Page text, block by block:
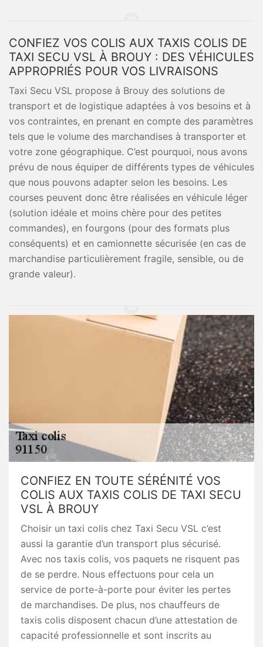
CONFIEZ VOS COLIS AUX TAXIS COLIS DE
TAXI SECU VSL À BROUY : DES VÉHICULES
APPROPRIÉS POUR VOS LIVRAISONS
Taxi Secu VSL propose à Brouy des solutions de
transport et de logistique adaptées à vos besoins et à
vos contraintes, en prenant en compte des paramètres
tels que le volume des marchandises à transporter et
votre zone géographique. C’est pourquoi, nous avons
prévu de nous équiper de différents types de véhicules
que nous pouvons adapter selon les besoins. Les
courses peuvent donc être réalisées en véhicule léger
(solution idéale et moins chère pour des petites
commandes), en fourgons (pour des formats plus
conséquents) et en camionnette sécurisée (en cas de
marchandise particulièrement fragile, sensible, ou de
grande valeur).
CONFIEZ EN TOUTE SÉRÉNITÉ VOS
COLIS AUX TAXIS COLIS DE TAXI SECU
VSL À BROUY
Choisir un taxi colis chez Taxi Secu VSL c’est
aussi la garantie d’un transport plus sécurisé.
Avec nos taxis colis, vos paquets ne risquent pas
de se perdre. Nous effectuons pour cela un
service de porte-à-porte pour éviter les pertes
de marchandises. De plus, nos chauffeurs de
taxis colis disposent chacun d’une attestation de
capacité professionnelle et sont inscrits au